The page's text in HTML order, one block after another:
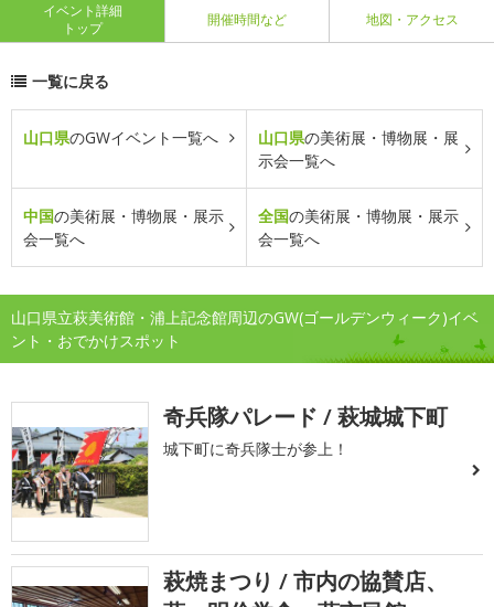
イベント詳細
トップ
開催時間など 地図・アクセス
一覧に戻る
山口県のGWイベント一覧へ 山口県の美術展・博物展・展
示会一覧へ
中国の美術展・博物展・展示
会一覧へ
全国の美術展・博物展・展示
会一覧へ
山口県立萩美術館・浦上記念館周辺のGW(ゴールデンウィーク)イベ
ント・おでかけスポット
奇兵隊パレード / 萩城城下町
城下町に奇兵隊士が参上！
萩焼まつり / 市内の協賛店、